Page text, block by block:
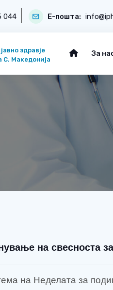
044 Е-пошта:
здравје
С. Македонија
За
на свесноста
на Неделата за